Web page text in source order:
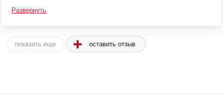
Развернуть
показать еще оставить отзыв